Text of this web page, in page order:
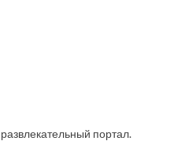
портал.